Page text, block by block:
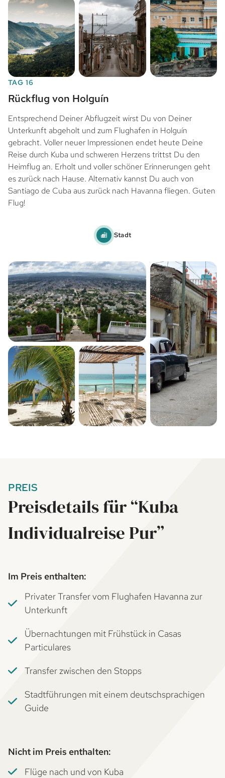
TAG 16
Rückflug von Holguín
Entsprechend Deiner Abflugzeit wirst Du von Deiner
Unterkunft abgeholt und zum Flughafen in Holguín
gebracht. Voller neuer Impressionen endet heute Deine
Reise durch Kuba und schweren Herzens trittst Du den
Heimflug an. Erholt und voller schöner Erinnerungen geht
es zurück nach Hause. Alternativ kannst Du auch von
Santiago de Cuba aus zurück nach Havanna fliegen. Guten
Flug!
Stadt
PREIS
Preisdetails für “Kuba
Individualreise Pur”
Im Preis enthalten:
Privater Transfer vom Flughafen Havanna zur
Unterkunft
Übernachtungen mit Frühstück in Casas
Particulares
Transfer zwischen den Stopps
Stadtführungen mit einem deutschsprachigen
Guide
Nicht im Preis enthalten:
Flüge nach und von Kuba